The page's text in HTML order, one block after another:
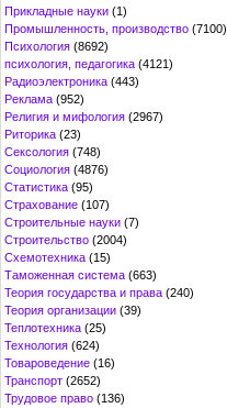
Прикладные науки (1)
Промышленность, производство (7100)
Психология (8692)
психология, педагогика (4121)
Радиоэлектроника (443)
Реклама (952)
Религия и мифология (2967)
Риторика (23)
Сексология (748)
Социология (4876)
Статистика (95)
Страхование (107)
Строительные науки (7)
Строительство (2004)
Схемотехника (15)
Таможенная система (663)
Теория государства и права (240)
Теория организации (39)
Теплотехника (25)
Технология (624)
Товароведение (16)
Транспорт (2652)
Трудовое право (136)